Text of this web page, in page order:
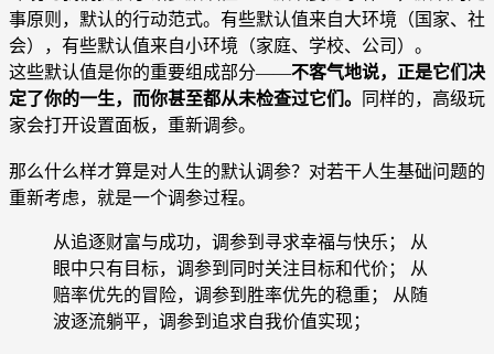
事原则，默认的行动范式。有些默认值来自大环境（国家、社
会），有些默认值来自小环境（家庭、学校、公司）。
这些默认值是你的重要组成部分——不客气地说，正是它们决
定了你的一生，而你甚至都从未检查过它们。
同样的，高级玩
家会打开设置面板，重新调参。
那么什么样才算是对人生的默认调参？对若干人生基础问题的
重新考虑，就是一个调参过程。
从追逐财富与成功，调参到寻求幸福与快乐； 从
眼中只有目标，调参到同时关注目标和代价； 从
赔率优先的冒险，调参到胜率优先的稳重； 从随
波逐流躺平，调参到追求自我价值实现；